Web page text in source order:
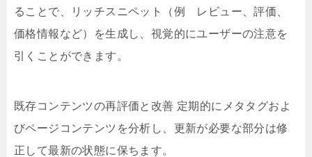
ることで、リッチスニペット（例 レビュー、評価、
価格情報など）を生成し、視覚的にユーザーの注意を
引くことができます。
既存コンテンツの再評価と改善 定期的にメタタグおよ
びページコンテンツを分析し、更新が必要な部分は修
正して最新の状態に保ちます。